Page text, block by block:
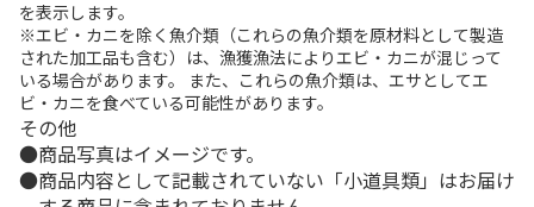
を表示します。
※エビ・カニを除く魚介類（これらの魚介類を原材料として製造
された加工品も含む）は、漁獲漁法によりエビ・カニが混じって
いる場合があります。 また、これらの魚介類は、エサとしてエ
ビ・カニを食べている可能性があります。
その他
商品写真はイメージです。
商品内容として記載されていない「小道具類」はお届け